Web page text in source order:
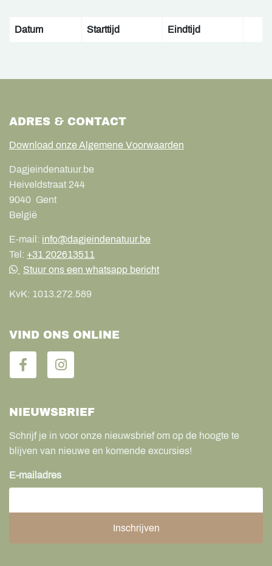
Datum Starttijd Eindtijd
ADRES & CONTACT
Download onze Algemene Voorwaarden
Dagjeindenatuur.be
Heiveldstraat 244
9040 Gent
België
E-mail: info@dagjeindenatuur.be
Tel: +31 202613511
Stuur ons een whatsapp bericht
KvK: 1013.272.589
VIND ONS ONLINE
NIEUWSBRIEF
Schrijf je in voor onze nieuwsbrief om op de hoogte te
blijven van nieuwe en komende excursies!
E-mailadres